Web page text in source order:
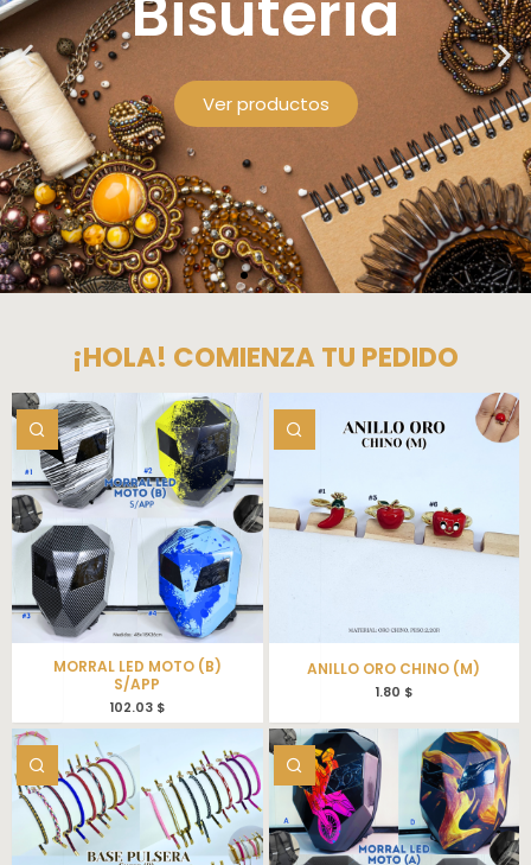
¡HOLA! COMIENZA TU PEDIDO
MORRAL LED MOTO (B)
S/APP
102.03 $
ANILLO ORO CHINO (M)
1.80 $